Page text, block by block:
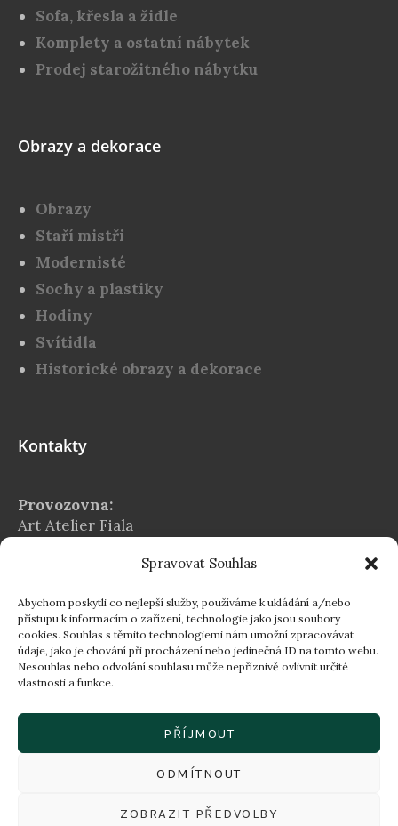
Spravovat Souhlas
Abychom poskytli co nejlepší služby, používáme k ukládání a/nebo
přístupu k informacím o zařízení, technologie jako jsou soubory
cookies. Souhlas s těmito technologiemi nám umožní zpracovávat
údaje, jako je chování při procházení nebo jedinečná ID na tomto webu.
Nesouhlas nebo odvolání souhlasu může nepříznivě ovlivnit určité
vlastnosti a funkce.
PŘÍJMOUT
ODMÍTNOUT
ZOBRAZIT PŘEDVOLBY
Sofa, křesla a židle
Komplety a ostatní nábytek
Prodej starožitného nábytku
Obrazy a dekorace
Obrazy
Staří mistři
Modernisté
Sochy a plastiky
Hodiny
Svítidla
Historické obrazy a dekorace
Kontakty
Provozovna:
Art Atelier Fiala
Praha 9 – Horní Počernice
E-mail:
info@atelier-fiala.cz
Telefon:
+420 724 560 203
Po–Pá 8:00–16:30
16:30–18:00 dle individuální domluvy